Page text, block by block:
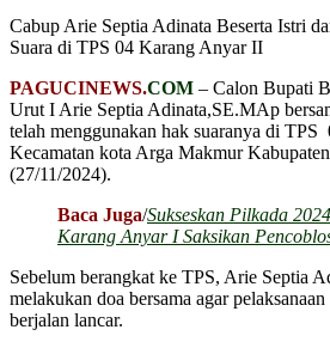
Cabup Arie Septia Adinata Beserta Istri
Suara di TPS 04 Karang Anyar II
PAGUCINEWS.COM – Calon Bupati
Urut I Arie Septia Adinata,SE.MAp
telah menggunakan hak suaranya di
Kecamatan kota Arga Makmur
(27/11/2024).
Baca Juga/Sukseskan Pilkada
Karang Anyar I Saksikan
Sebelum berangkat ke TPS, Arie Septia
melakukan doa bersama agar
berjalan lancar.